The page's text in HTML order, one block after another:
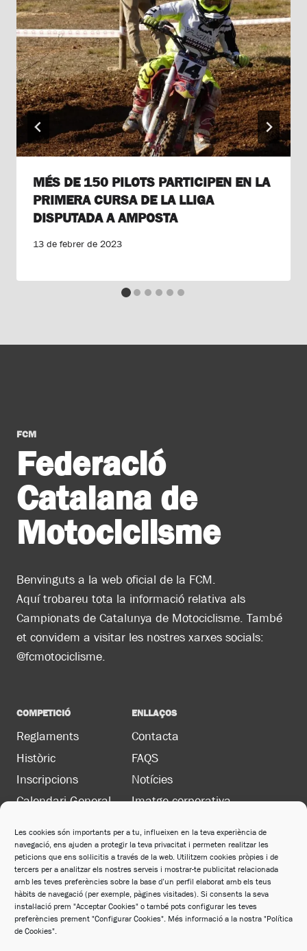
Les cookies són importants per a tu, influeixen en la teva experiència de
navegació, ens ajuden a protegir la teva privacitat i permeten realitzar les
peticions que ens sol·licitis a través de la web. Utilitzem cookies pròpies i de
tercers per a analitzar els nostres serveis i mostrar-te publicitat relacionada
amb les teves preferències sobre la base d’un perfil elaborat amb els teus
hàbits de navegació (per exemple, pàgines visitades). Si consents la seva
instal·lació prem "Acceptar Cookies" o també pots configurar les teves
preferències prement "Configurar Cookies". Més informació a la nostra "Política
de Cookies".
MÉS DE 150 PILOTS PARTICIPEN EN LA
PRIMERA CURSA DE LA LLIGA
DISPUTADA A AMPOSTA
13 de febrer de 2023
FCM
Federació
Catalana de
Motociclisme
Benvinguts a la web oficial de la FCM.
Aquí trobareu tota la informació relativa als
Campionats de Catalunya de Motociclisme. També
et convidem a visitar les nostres xarxes socials:
@fcmotociclisme.
COMPETICIÓ
Reglaments
Històric
Inscripcions
Calendari General
ENLLAÇOS
Contacta
FAQS
Notícies
Imatge corporativa
LEGAL
Política de privacitat
Política de cookies
Avís legal
Política de xarxes socials